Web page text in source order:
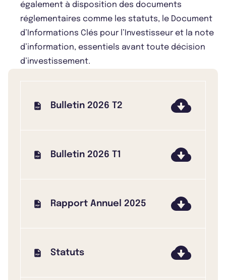
également à disposition des documents
réglementaires comme les statuts, le Document
d’Informations Clés pour l’Investisseur et la note
d’information, essentiels avant toute décision
d’investissement.
Bulletin 2026 T2
Bulletin 2026 T1
Rapport Annuel 2025
Statuts